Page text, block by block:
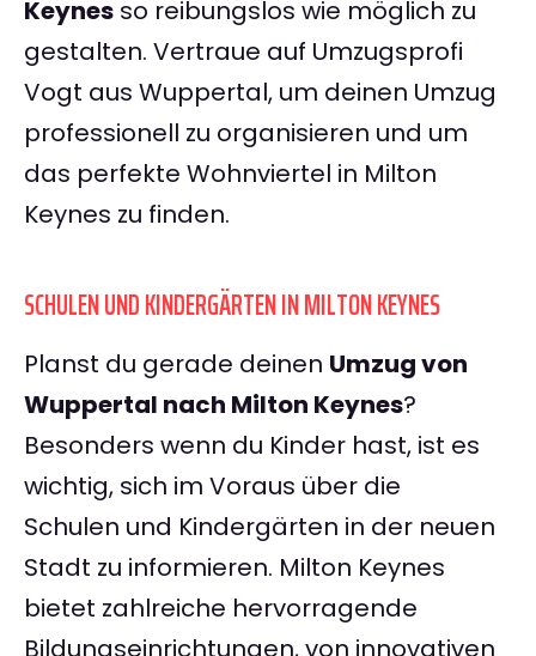
Keynes so reibungslos wie möglich zu
gestalten. Vertraue auf Umzugsprofi
Vogt aus Wuppertal, um deinen Umzug
professionell zu organisieren und um
das perfekte Wohnviertel in Milton
Keynes zu finden.
SCHULEN UND KINDERGÄRTEN IN MILTON KEYNES
Planst du gerade deinen Umzug von
Wuppertal nach Milton Keynes?
Besonders wenn du Kinder hast, ist es
wichtig, sich im Voraus über die
Schulen und Kindergärten in der neuen
Stadt zu informieren. Milton Keynes
bietet zahlreiche hervorragende